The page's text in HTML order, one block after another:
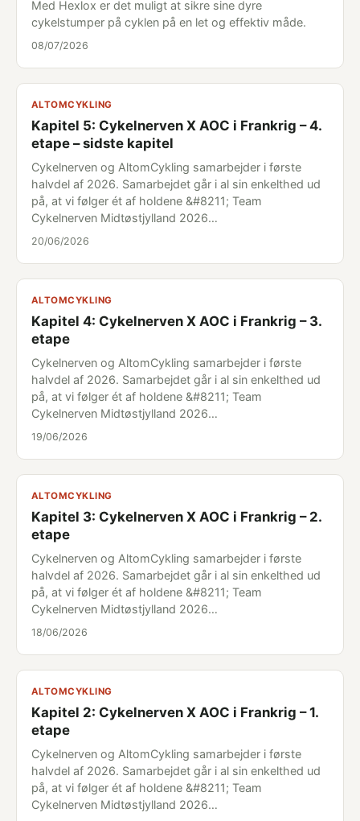
Med Hexlox er det muligt at sikre sine dyre
cykelstumper på cyklen på en let og effektiv måde.
08/07/2026
ALTOMCYKLING
Kapitel 5: Cykelnerven X AOC i Frankrig – 4.
etape – sidste kapitel
Cykelnerven og AltomCykling samarbejder i første
halvdel af 2026. Samarbejdet går i al sin enkelthed ud
på, at vi følger ét af holdene &#8211; Team
Cykelnerven Midtøstjylland 2026…
20/06/2026
ALTOMCYKLING
Kapitel 4: Cykelnerven X AOC i Frankrig – 3.
etape
Cykelnerven og AltomCykling samarbejder i første
halvdel af 2026. Samarbejdet går i al sin enkelthed ud
på, at vi følger ét af holdene &#8211; Team
Cykelnerven Midtøstjylland 2026…
19/06/2026
ALTOMCYKLING
Kapitel 3: Cykelnerven X AOC i Frankrig – 2.
etape
Cykelnerven og AltomCykling samarbejder i første
halvdel af 2026. Samarbejdet går i al sin enkelthed ud
på, at vi følger ét af holdene &#8211; Team
Cykelnerven Midtøstjylland 2026…
18/06/2026
ALTOMCYKLING
Kapitel 2: Cykelnerven X AOC i Frankrig – 1.
etape
Cykelnerven og AltomCykling samarbejder i første
halvdel af 2026. Samarbejdet går i al sin enkelthed ud
på, at vi følger ét af holdene &#8211; Team
Cykelnerven Midtøstjylland 2026…